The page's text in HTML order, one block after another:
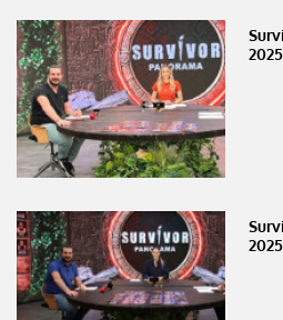
2025
2025